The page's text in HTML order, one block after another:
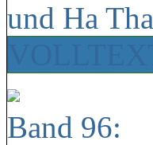
und Ha
Band 96: